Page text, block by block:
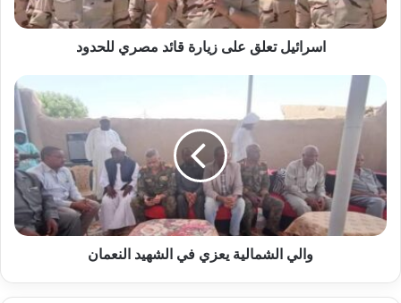
اسرائيل تعلق على زيارة قائد مصري للحدود
والي
الشمالية
يعزي
الشهيد
النعمان
والي الشمالية يعزي في الشهيد النعمان